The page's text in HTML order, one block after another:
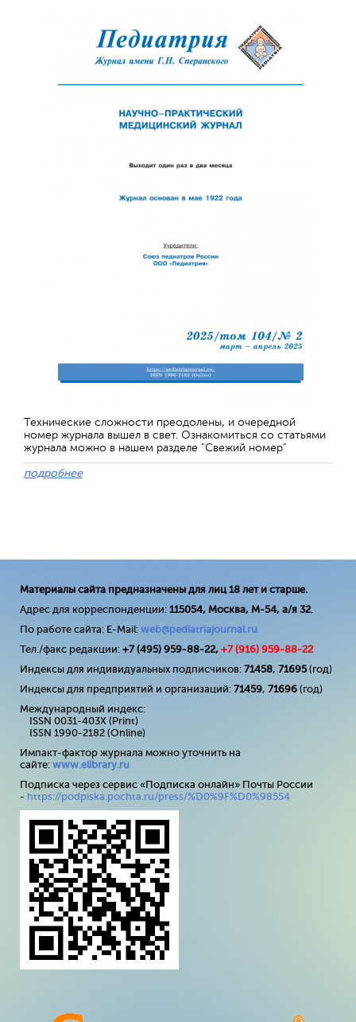
Технические сложности преодолены, и очередной
номер журнала вышел в свет. Ознакомиться со статьями
журнала можно в нашем разделе "Свежий номер"
подробнее
Материалы сайта предназначены для лиц 18 лет и старше.
Адрес для корреспонденции: 115054, Москва, М-54, а/я 32.
По работе сайта: E-Mail: web@pediatriajournal.ru
Тел./факс редакции: +7 (495) 959-88-22, +7 (916) 959-88-22
Индексы для индивидуальных подписчиков: 71458, 71695(год)
Индексы для предприятий и организаций: 71459, 71696 (год)
Международный индекс:
ISSN 0031-403X (Print)
ISSN 1990-2182 (Online)
Импакт-фактор журнала можно уточнить на
сайте: www.elibrary.ru
Подписка через сервис «Подписка онлайн» Почты России
- https://podpiska.pochta.ru/press/%D0%9F%D0%98554